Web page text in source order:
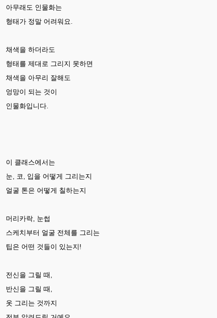
아무래도 인물화는
형태가 정말 어려워요.
채색을 하더라도
형태를 제대로 그리지 못하면
채색을 아무리 잘해도
엉망이 되는 것이
인물화입니다.
이 클래스에서는
눈, 코, 입을 어떻게 그리는지
얼굴 톤은 어떻게 칠하는지
머리카락, 눈썹
스케치부터 얼굴 전체를 그리는
팁은 어떤 것들이 있는지!
전신을 그릴 때,
반신을 그릴 때,
옷 그리는 것까지